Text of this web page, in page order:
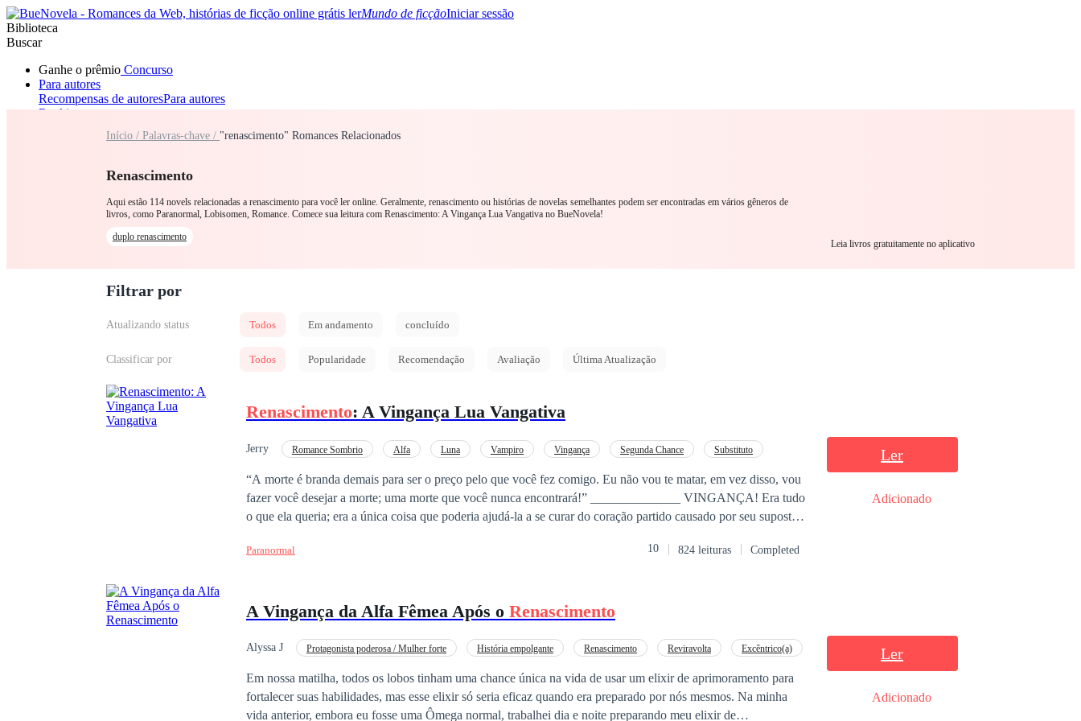
Mundo de ficçãoIniciar sessão
Biblioteca
Buscar
Ganhe o prêmio Concurso
Para autores
Recompensas de autoresPara autores
Ranking
RomanceLobisomemMáfia
Início / Palavras-chave / "renascimento" Romances Relacionados
Renascimento
Aqui estão 114 novels relacionadas a renascimento para você ler online. Geralmente, renascimento ou histórias de novelas semelhantes podem ser encontradas em vários gêneros de
livros, como Paranormal, Lobisomen, Romance. Comece sua leitura com Renascimento: A Vingança Lua Vangativa no BueNovela!
duplo renascimento
Leia livros gratuitamente no aplicativo
Filtrar por
Atualizando status Todos Em andamento concluído
Classificar por Todos Popularidade Recomendação Avaliação Última Atualização
Renascimento: A Vingança Lua Vangativa
Jerry Romance Sombrio Alfa Luna Vampiro Vingança Segunda Chance Substituto
“A morte é branda demais para ser o preço pelo que você fez comigo. Eu não vou te matar, em vez disso, vou
fazer você desejar a morte; uma morte que você nunca encontrará!” ______________ VINGANÇA! Era tudo
o que ela queria; era a única coisa que poderia ajudá-la a se curar do coração partido causado por seu suposto
inesperado quando as duas pessoas que ela mais amava na vida a traíram da forma mais cruel possível. Tratada
oportunidade, porque agora sabe de tudo e vai garantir que todos paguem pelo que fizeram. Mas o que
machucou em sua vida passada? Será que ela encontrará o amor ou será consumida por sua busca por
Paranormal 10 824 leituras Completed
Ler
Adicionado
A Vingança da Alfa Fêmea Após o Renascimento
Alyssa J Protagonista poderosa / Mulher forte História empolgante Renascimento Reviravolta
Excêntrico(a)
Em nossa matilha, todos os lobos tinham uma chance única na vida de usar um elixir de aprimoramento para
fortalecer suas habilidades, mas esse elixir só seria eficaz quando era preparado por nós mesmos. Na minha
vida anterior, embora eu fosse uma Ômega normal, trabalhei dia e noite preparando meu elixir de
Ler
Adicionado